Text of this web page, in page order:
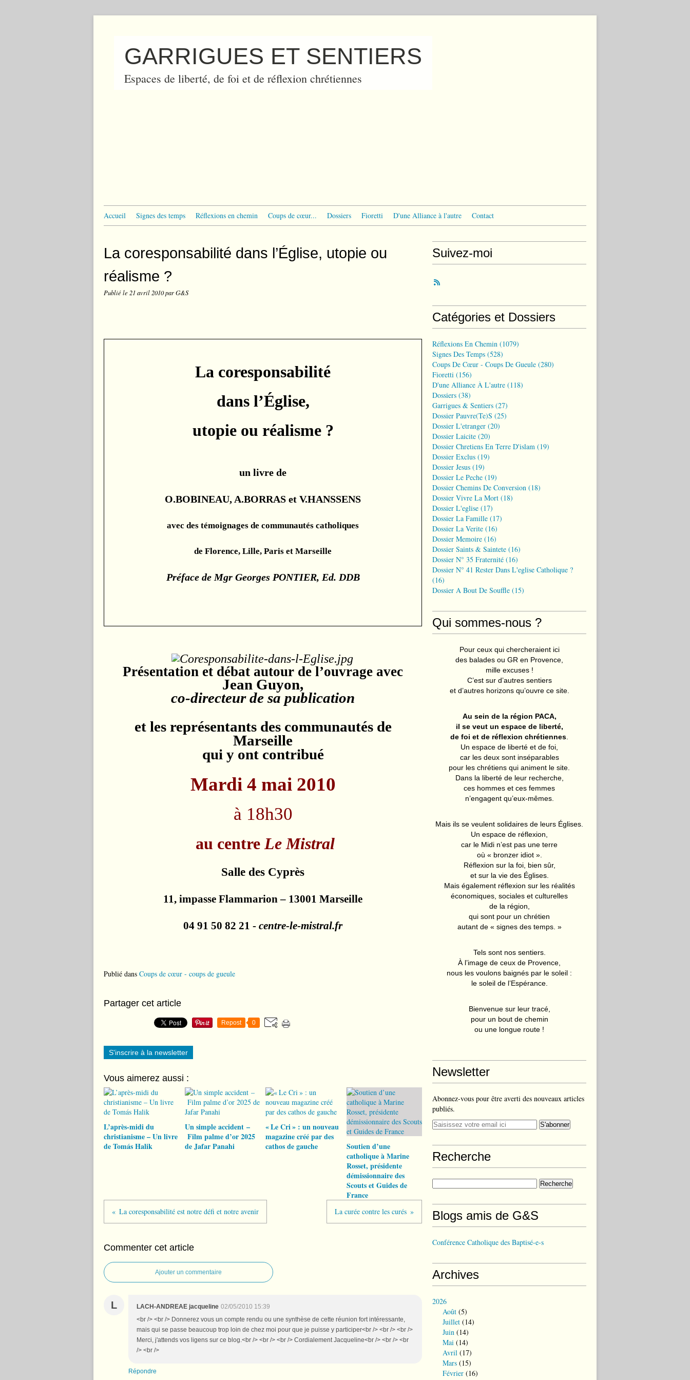
GARRIGUES ET SENTIERS
Espaces de liberté, de foi et de réflexion chrétiennes
Accueil Signes des temps Réflexions en chemin Coups de cœur... Dossiers Fioretti D'une Alliance à l'autre Contact
La coresponsabilité dans l’Église, utopie ou
réalisme ?
Publié le 21 avril 2010par G&S
La coresponsabilité
dans l’Église,
utopie ou réalisme ?
un livre de
O.BOBINEAU, A.BORRAS et V.HANSSENS
avec des témoignages de communautés catholiques
de Florence, Lille, Paris et Marseille
Préface de Mgr Georges PONTIER, Ed. DDB
Présentation et débat autour de l’ouvrage avec
Jean Guyon,
co-directeur de sa publication
et les représentants des communautés de
Marseille
qui y ont contribué
Mardi 4 mai 2010
à 18h30
au centreLe Mistral
Salle des Cyprès
11, impasse Flammarion – 13001 Marseille
04 91 50 82 21 - centre-le-mistral.fr
Publié dans Coups de cœur - coups de gueule
Partager cet article
Repost 0
S'inscrire à la newsletter
Vous aimerez aussi :
L’après-midi du
christianisme – Un livre
de Tomás Halik
Un simple accident –
Film palme d’or 2025
de Jafar Panahi
« Le Cri » : un nouveau
magazine créé par des
cathos de gauche
Soutien d’une
catholique à Marine
Rosset, présidente
démissionnaire des
Scouts et Guides de
France
La coresponsabilité est notre défi et notre avenir La curée contre les curés
Commenter cet article
Ajouter un commentaire
L LACH-ANDREAE jacqueline 02/05/2010 15:39
<br /> <br /> Donnerez vous un compte rendu ou une synthèse de cette réunion fort intéressante,
mais qui se passe beaucoup trop loin de chez moi pour que je puisse y participer<br /> <br /> <br />
Merci, j'attends vos ligens sur ce blog.<br /> <br /> <br /> Cordialement Jacqueline<br /> <br /> <br
/> <br />
Répondre
Suivez-moi
Catégories et Dossiers
Réflexions En Chemin (1079)
Signes Des Temps (528)
Coups De Cœur - Coups De Gueule (280)
Fioretti (156)
D'une Alliance À L'autre (118)
Dossiers (38)
Garrigues & Sentiers (27)
Dossier Pauvre(te)s (25)
Dossier L'etranger (20)
Dossier Laicite (20)
Dossier Chretiens En Terre D'islam (19)
Dossier Exclus (19)
Dossier Jesus (19)
Dossier Le Peche (19)
Dossier Chemins De Conversion (18)
Dossier Vivre La Mort (18)
Dossier L'eglise (17)
Dossier La Famille (17)
Dossier La Verite (16)
Dossier Memoire (16)
Dossier Saints & Saintete (16)
Dossier N° 35 Fraternité (16)
Dossier N° 41 Rester Dans L'eglise Catholique ?
(16)
Dossier A Bout De Souffle (15)
Qui sommes-nous ?
Pour ceux qui chercheraient ici
des balades ou GR en Provence,
mille excuses !
C’est sur d’autres sentiers
et d’autres horizons qu’ouvre ce site.
Au sein de la région PACA,
il se veut un espace de liberté,
de foi et de réflexion chrétiennes
Un espace de liberté et de foi,
car les deux sont inséparables
pour les chrétiens qui animent le site.
Dans la liberté de leur recherche,
ces hommes et ces femmes
n’engagent qu’eux-mêmes.
Mais ils se veulent solidaires de leurs Églises.
Un espace de réflexion,
car le Midi n’est pas une terre
où « bronzer idiot ».
Réflexion sur la foi, bien sûr,
et sur la vie des Églises.
Mais également réflexion sur les réalités
économiques, sociales et culturelles
de la région,
qui sont pour un chrétien
autant de « signes des temps. »
Tels sont nos sentiers.
À l’image de ceux de Provence,
nous les voulons baignés par le soleil :
le soleil de l’Espérance.
Bienvenue sur leur tracé,
pour un bout de chemin
ou une longue route !
Newsletter
Abonnez-vous pour être averti des nouveaux articles
publiés.
Recherche
Blogs amis de G&S
Conférence Catholique des Baptisé-e-s
Archives
2026
Août (5)
Juillet (14)
Juin (14)
Mai (14)
Avril (17)
Mars (15)
Février (16)